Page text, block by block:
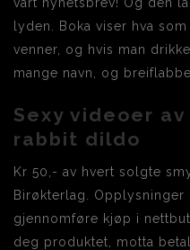
lyden. Boka viser hva
venner, og hvis man
mange navn, og
Sexy videoer
rabbit dildo
Kr 50,- av hvert solgte
Birøkterlag. Opplysninger
gjennomføre kjøp i
deg produktet, motta